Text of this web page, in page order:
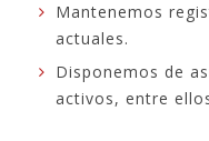
Mantenemos
actuales.
Disponemos de
activos, entre